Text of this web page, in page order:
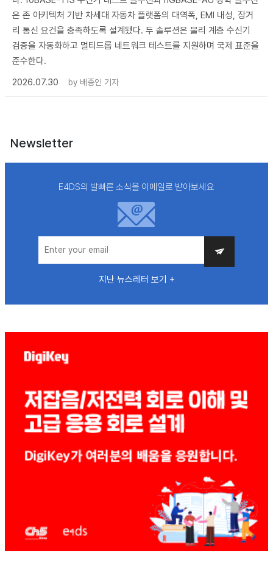
은 존 아키텍처 기반 차세대 자동차 플랫폼의 대역폭, EMI 내성, 장거
리 통신 요건을 충족하도록 설계됐다. 두 솔루션은 물리 계층 수신기
검증을 자동화하고 멀티드롭 네트워크 테스트를 지원하며 국제 표준을
준수한다.
2026.07.30
by 배종인 기자
Newsletter
E4DS의 발빠른 소식을 이메일로 받아보세요
지난 뉴스레터 보기 +